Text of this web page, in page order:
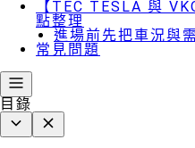
【TEC TESLA 與
點整理
進場前先把車況與
常見問題
目錄